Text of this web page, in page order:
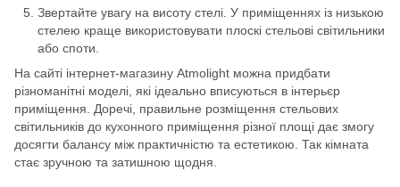
Звертайте увагу на висоту стелі. У приміщеннях із низькою
стелею краще використовувати плоскі стельові світильники
або споти.
На сайті інтернет-магазину Atmolight можна придбати
різноманітні моделі, які ідеально вписуються в інтерьєр
приміщення. Доречі, правильне розміщення стельових
світильників до кухонного приміщення різної площі дає змогу
досягти балансу між практичністю та естетикою. Так кімната
стає зручною та затишною щодня.